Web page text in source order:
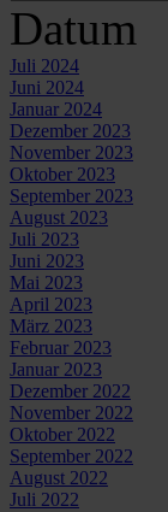
Datum
Juli 2024
Juni 2024
Januar 2024
Dezember 2023
November 2023
Oktober 2023
September 2023
August 2023
Juli 2023
Juni 2023
Mai 2023
April 2023
März 2023
Februar 2023
Januar 2023
Dezember 2022
November 2022
Oktober 2022
September 2022
August 2022
Juli 2022